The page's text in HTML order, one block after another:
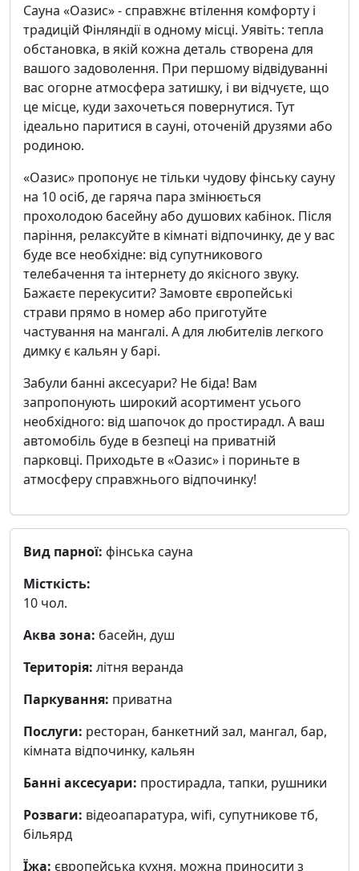
Сауна «Оазис» - справжнє втілення комфорту і
традицій Фінляндії в одному місці. Уявіть: тепла
обстановка, в якій кожна деталь створена для
вашого задоволення. При першому відвідуванні
вас огорне атмосфера затишку, і ви відчуєте, що
це місце, куди захочеться повернутися. Тут
ідеально паритися в сауні, оточеній друзями або
родиною.
«Оазис» пропонує не тільки чудову фінську сауну
на 10 осіб, де гаряча пара змінюється
прохолодою басейну або душових кабінок. Після
паріння, релаксуйте в кімнаті відпочинку, де у вас
буде все необхідне: від супутникового
телебачення та інтернету до якісного звуку.
Бажаєте перекусити? Замовте європейські
страви прямо в номер або приготуйте
частування на мангалі. А для любителів легкого
димку є кальян у барі.
Забули банні аксесуари? Не біда! Вам
запропонують широкий асортимент усього
необхідного: від шапочок до простирадл. А ваш
автомобіль буде в безпеці на приватній
парковці. Приходьте в «Оазис» і пориньте в
атмосферу справжнього відпочинку!
Вид парної: фінська сауна
Місткість:
10 чол.
Аква зона: басейн, душ
Територія: літня веранда
Паркування: приватна
Послуги: ресторан, банкетний зал, мангал, бар,
кімната відпочинку, кальян
Банні аксесуари: простирадла, тапки, рушники
Розваги: відеоапаратура, wifi, cупутникове тб,
більярд
Їжа: європейська кухня, можна приносити з